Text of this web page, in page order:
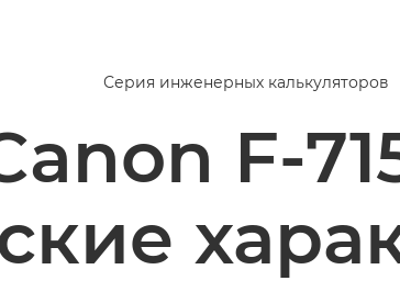
Серия инженерных калькуляторов
F-